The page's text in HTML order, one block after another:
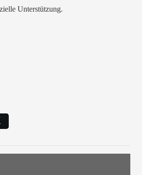
Unterstützung.